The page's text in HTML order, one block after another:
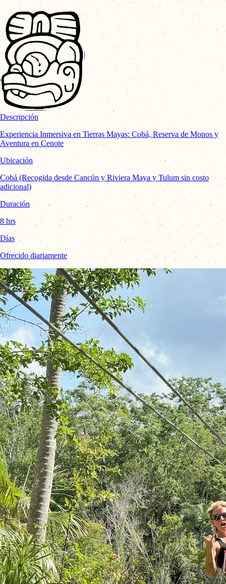
Descripción
Experiencia Inmersiva en Tierras Mayas: Cobá, Reserva de Monos y
Aventura en Cenote
Ubicación
Cobá (Recogida desde Cancún y Riviera Maya y Tulum sin costo
adicional)
Duración
8 hrs
Días
Ofrecido diariamente